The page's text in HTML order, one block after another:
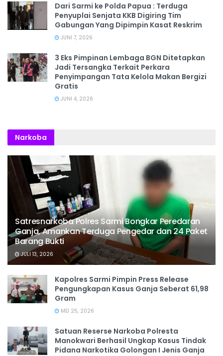
Dari Sarmi ke Polda Papua : Terduga
Penyuplai Senjata KKB Digiring Tim
Gabungan Yang Dipimpin Kasat Reskrim
JUNI 7, 2026
3 Eks Pimpinan Lembaga BGN Ditetapkan
Jadi Tersangka Terkait Perkara
Penyimpangan Tata Kelola Makan Bergizi
Gratis
JUNI 4, 2026
Narkoba
Satresnarkoba Polres Sarmi Bongkar Peredaran
Ganja, Amankan Terduga Pengedar dan 24 Paket
Barang Bukti
JULI 13, 2026
Kapolres Sarmi Pimpin Press Release
Pengungkapan Kasus Ganja Seberat 61,98
Gram
MEI 25, 2026
Satuan Reserse Narkoba Polresta
Manokwari Berhasil Ungkap Kasus Tindak
Pidana Narkotika Golongan I Jenis Ganja